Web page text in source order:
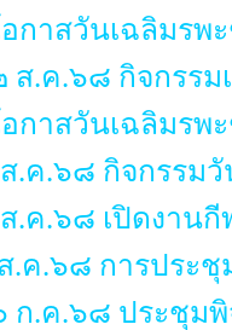
กาสวันเฉลิมรพ
ส.ค.๖๘ กิจกรรม
กาสวันเฉลิมรพ
.ค.๖๘ กิจกรรม
.ค.๖๘ เปิดงานกี
.ค.๖๘ การประ
ก.ค.๖๘ ประชุม